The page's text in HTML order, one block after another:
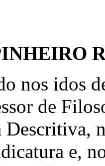
nos idos
de
e,